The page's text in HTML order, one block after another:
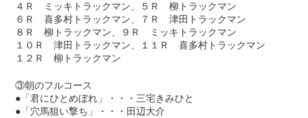
４Ｒ ミッキトラックマン、５Ｒ 柳トラックマン
６Ｒ 喜多村トラックマン、７Ｒ 津田トラックマン
８Ｒ 柳トラックマン、９Ｒ ミッキトラックマン
１０Ｒ 津田トラックマン、１１Ｒ 喜多村トラックマン
１２Ｒ 柳トラックマン
③朝のフルコース
●「君にひとめぼれ」・・・三宅きみひと
●「穴馬狙い撃ち」・・・田辺大介